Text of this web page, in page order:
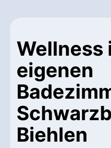
Wellness
eigenen
Biehlen